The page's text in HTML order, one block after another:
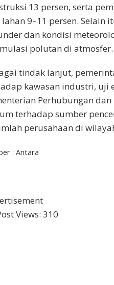
13 persen, serta
9–11 persen. Selain
dan kondisi
polutan di atmosfer.
tindak lanjut,
kawasan industri, uji
Perhubungan
terhadap sumber
perusahaan di
: Antara
Views: 310